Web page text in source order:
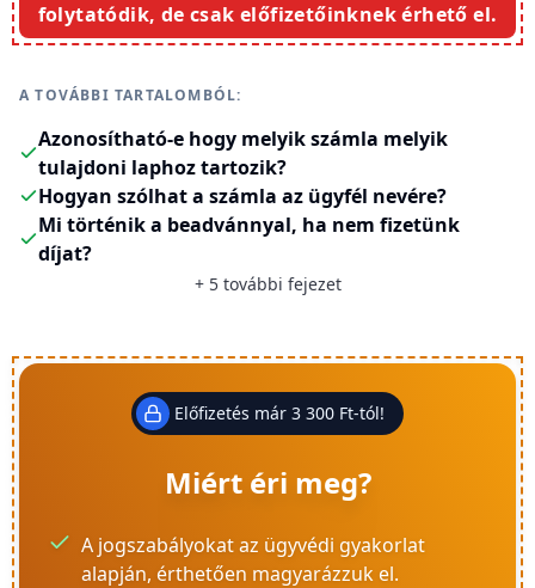
folytatódik, de csak előfizetőinknek érhető el.
A TOVÁBBI TARTALOMBÓL:
Azonosítható-e hogy melyik számla melyik
tulajdoni laphoz tartozik?
Hogyan szólhat a számla az ügyfél nevére?
Mi történik a beadvánnyal, ha nem fizetünk
díjat?
+ 5további fejezet
Előfizetés már 3 300 Ft-tól!
Miért éri meg?
A jogszabályokat az ügyvédi gyakorlat
alapján, érthetően magyarázzuk el.